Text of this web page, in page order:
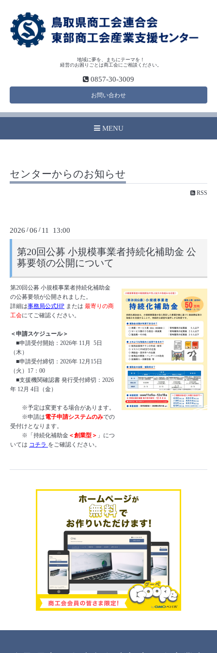
地域に夢を、まちにテーマを！
経営のお困りごとは商工会にご相談ください。
0857-30-3009
お問い合わせ
MENU
センターからのお知らせ
RSS
2026 /06 / 11 13:00
第20回公募 小規模事業者持続化補助金 公
募要領の公開について
第20回公募 小規模事業者持続化補助金
の公募要領が公開されました。
詳細は事務局公式HP または 最寄りの商
工会にてご確認ください。
＜申請スケジュール＞
■申請受付開始：2026年 11月 5日
（木）
■申請受付締切：2026年 12月15日
（火）17：00
■支援機関確認書 発行受付締切：2026
年 12月 4日（金）
※予定は変更する場合があります。
※申請は電子申請システムのみでの
受付けとなります。
※「持続化補助金 ＜創業型＞ 」につ
いては コチラ をご確認ください。